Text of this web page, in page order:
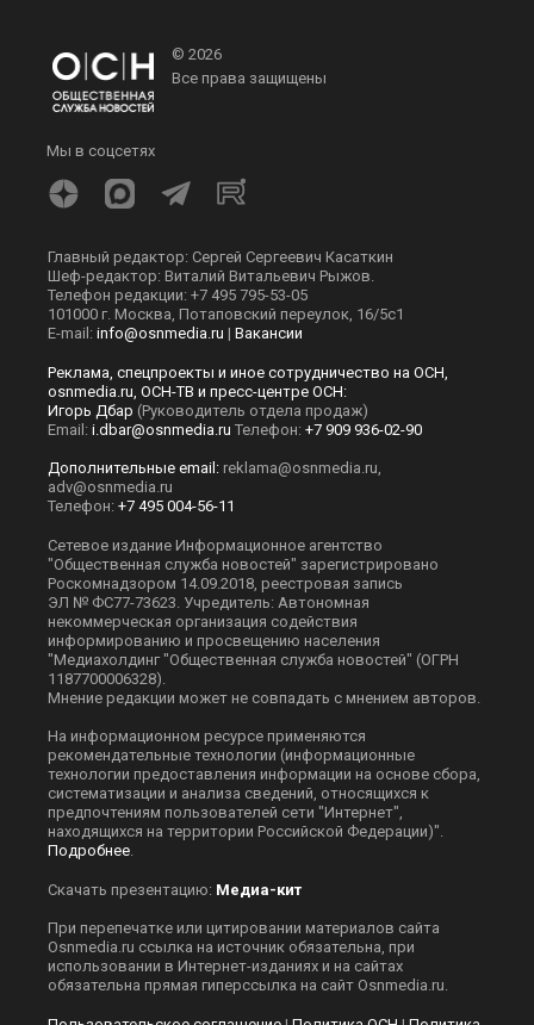
© 2026
Все права защищены
Мы в соцсетях
Главный редактор: Сергей Сергеевич Касаткин
Шеф-редактор: Виталий Витальевич Рыжов.
Телефон редакции: +7 495 795-53-05
101000 г. Москва, Потаповский переулок, 16/5с1
E-mail: info@osnmedia.ru | Вакансии
Реклама, спецпроекты и иное сотрудничество на ОСН,
osnmedia.ru, ОСН-ТВ и пресс-центре ОСН:
Игорь Дбар (Руководитель отдела продаж)
Email: i.dbar@osnmedia.ru Телефон: +7 909 936-02-90
Дополнительные email: reklama@osnmedia.ru
adv@osnmedia.ru
Телефон: +7 495 004-56-11
Сетевое издание Информационное агентство
"Общественная служба новостей" зарегистрировано
Роскомнадзором 14.09.2018, реестровая запись
ЭЛ № ФС77-73623. Учредитель: Автономная
некоммерческая организация содействия
информированию и просвещению населения
"Медиахолдинг "Общественная служба новостей" (ОГРН
1187700006328).
Мнение редакции может не совпадать с мнением авторов.
На информационном ресурсе применяются
рекомендательные технологии (информационные
технологии предоставления информации на основе сбора,
систематизации и анализа сведений, относящихся к
предпочтениям пользователей сети "Интернет",
находящихся на территории Российской Федерации)".
Подробнее
Скачать презентацию: Медиа-кит
При перепечатке или цитировании материалов сайта
Оsnmedia.ru ссылка на источник обязательна, при
использовании в Интернет-изданиях и на сайтах
обязательна прямая гиперссылка на сайт Оsnmedia.ru.